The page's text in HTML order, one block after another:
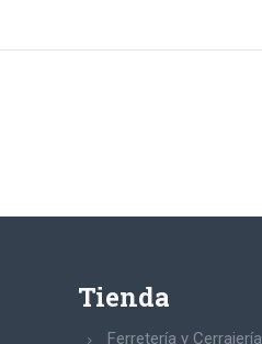
Tienda
Ferretería y Cerrajería